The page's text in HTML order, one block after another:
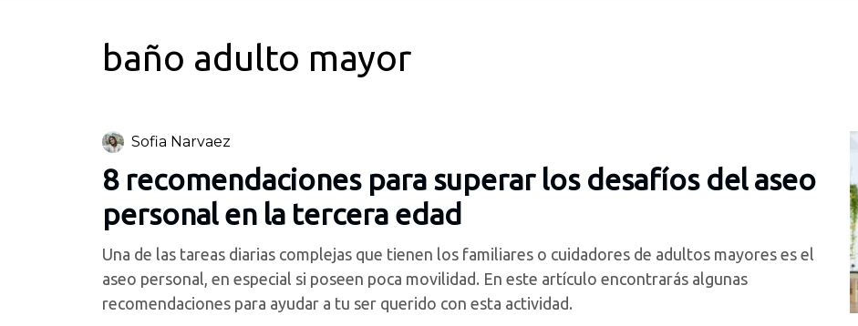
baño adulto mayor
Sofia Narvaez
8 recomendaciones para superar los desafíos del aseo
personal en la tercera edad
Una de las tareas diarias complejas que tienen los familiares o cuidadores de adultos mayores es el
aseo personal, en especial si poseen poca movilidad. En este artículo encontrarás algunas
recomendaciones para ayudar a tu ser querido con esta actividad.